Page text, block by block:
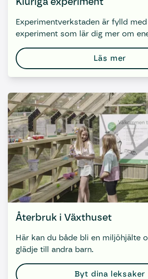
Experimentverkstaden är fylld
experiment som lär dig mer om
Läs mer
Återbruk i Växthuset
Här kan du både bli en miljöhjälte
glädje till andra barn.
Byt dina leksaker